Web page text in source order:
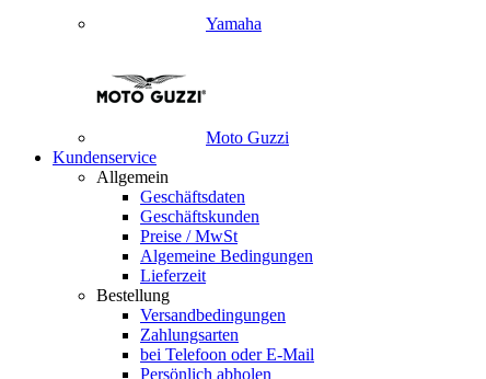
Yamaha
Moto Guzzi
Kundenservice
Allgemein
Geschäftsdaten
Geschäftskunden
Preise / MwSt
Algemeine Bedingungen
Lieferzeit
Bestellung
Versandbedingungen
Zahlungsarten
bei Telefoon oder E-Mail
Persönlich abholen